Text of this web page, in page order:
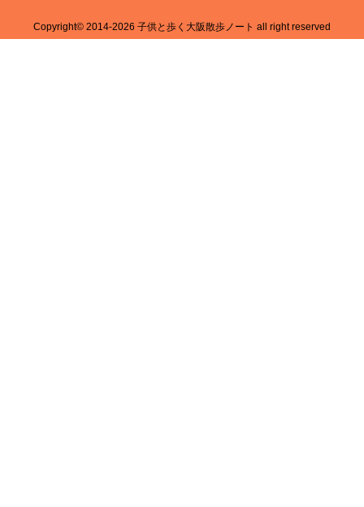
Copyright© 2014-2026 子供と歩く大阪散歩ノート all right reserved